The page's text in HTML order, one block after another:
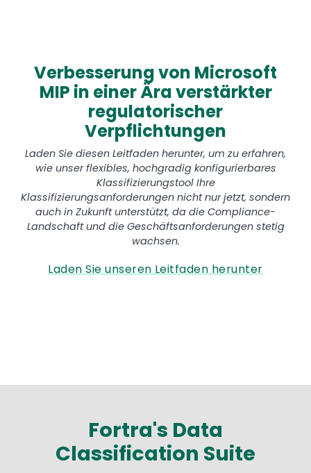
Verbesserung von Microsoft
MIP in einer Ära verstärkter
regulatorischer
Verpflichtungen
Laden Sie diesen Leitfaden herunter, um zu erfahren,
wie unser flexibles, hochgradig konfigurierbares
Klassifizierungstool Ihre
Klassifizierungsanforderungen nicht nur jetzt, sondern
auch in Zukunft unterstützt, da die Compliance-
Landschaft und die Geschäftsanforderungen stetig
wachsen.
Laden Sie unseren Leitfaden herunter
Fortra's Data
Classification Suite